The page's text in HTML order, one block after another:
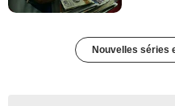
Nouvelles séries